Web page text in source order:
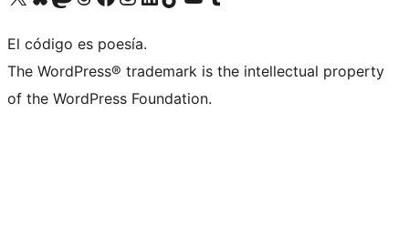
El código es poesía.
The WordPress® trademark is the intellectual property
of the WordPress Foundation.